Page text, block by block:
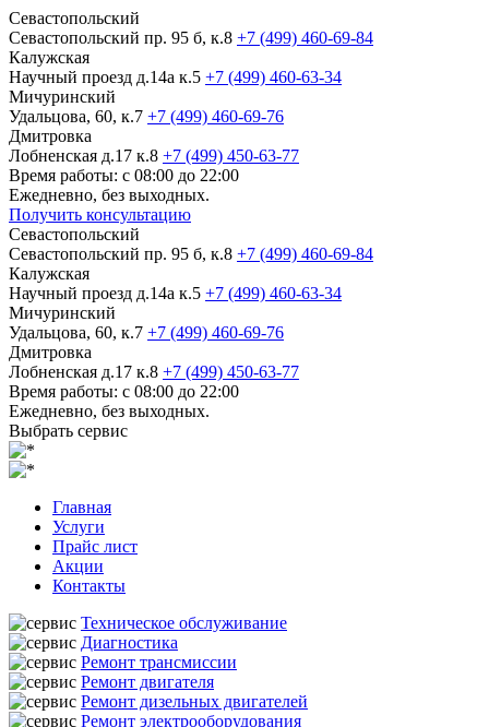
Севастопольский
Севастопольский пр. 95 б, к.8 +7 (499) 460-69-84
Калужская
Научный проезд д.14а к.5 +7 (499) 460-63-34
Мичуринский
Удальцова, 60, к.7 +7 (499) 460-69-76
Дмитровка
Лобненская д.17 к.8 +7 (499) 450-63-77
Время работы: с 08:00 до 22:00
Ежедневно, без выходных.
Получить консультацию
Севастопольский
Севастопольский пр. 95 б, к.8 +7 (499) 460-69-84
Калужская
Научный проезд д.14а к.5 +7 (499) 460-63-34
Мичуринский
Удальцова, 60, к.7 +7 (499) 460-69-76
Дмитровка
Лобненская д.17 к.8 +7 (499) 450-63-77
Время работы: с 08:00 до 22:00
Ежедневно, без выходных.
Выбрать сервис
Главная
Услуги
Прайс лист
Акции
Контакты
Техническое обслуживание
Диагностика
Ремонт трансмиссии
Ремонт двигателя
Ремонт дизельных двигателей
Ремонт электрооборудования